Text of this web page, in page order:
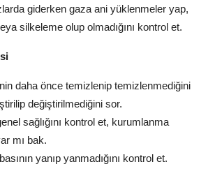
giderken gaza ani yüklenmeler yap,
silkeleme olup olmadığını kontrol et.
daha önce temizlenip temizlenmediğini
değiştirilmediğini sor.
sağlığını kontrol et, kurumlanma
mı bak.
yanıp yanmadığını kontrol et.